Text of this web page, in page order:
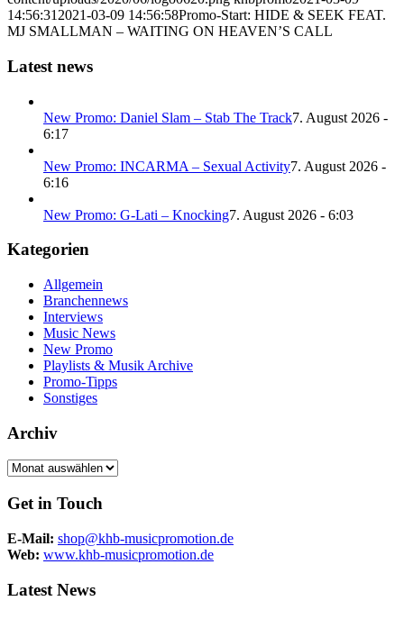
14:56:31 2021-03-09 14:56:58Promo-Start: HIDE & SEEK FEAT.
MJ SMALLMAN – WAITING ON HEAVEN’S CALL
Latest news
New Promo: Daniel Slam – Stab The Track7. August 2026 -
6:17
New Promo: INCARMA – Sexual Activity7. August 2026 -
6:16
New Promo: G-Lati – Knocking7. August 2026 - 6:03
Kategorien
Allgemein
Branchennews
Interviews
Music News
New Promo
Playlists & Musik Archive
Promo-Tipps
Sonstiges
Archiv
Archiv
Get in Touch
E-Mail: shop@khb-musicpromotion.de
Web: www.khb-musicpromotion.de
Latest News